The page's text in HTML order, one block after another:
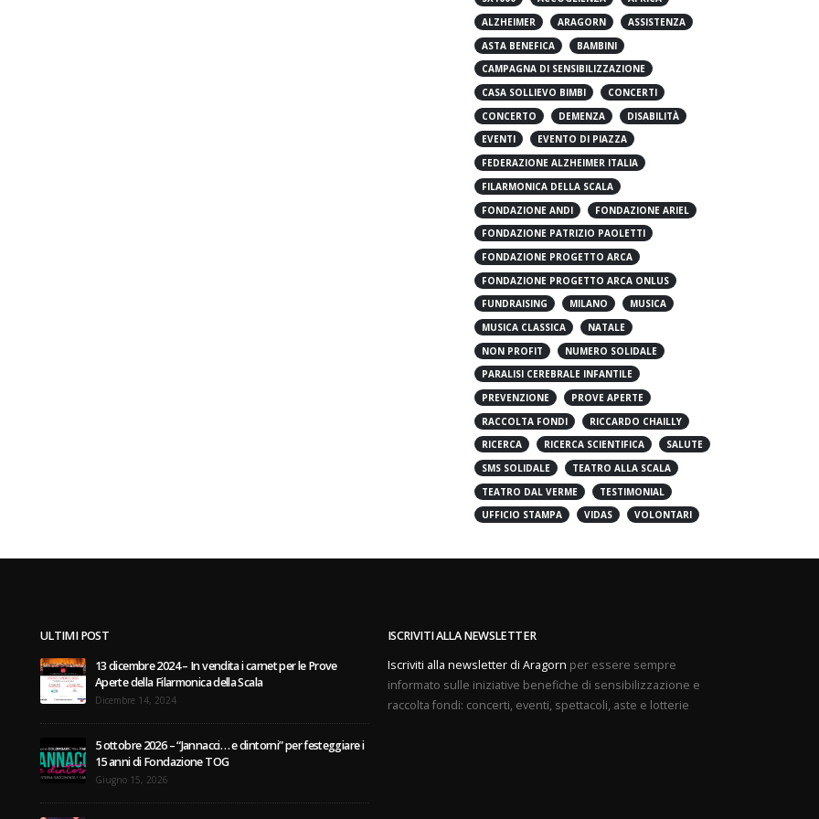
5X1000 ACCOGLIENZA
AFRICA
ALZHEIMER
ARAGORN
ASTA BENEFICA
BAMBINI
CAMPAGNA DI SENSIBILIZZAZIONE
CASA SOLLIEVO BIMBI
CONCERTI
CONCERTO
DEMENZA
DISABILITÀ
EVENTI
EVENTO DI PIAZZA
FEDERAZIONE ALZHEIMER ITALIA
FILARMONICA DELLA SCALA
FONDAZIONE ANDI
FONDAZIONE ARIEL
FONDAZIONE PATRIZIO PAOLETTI
FONDAZIONE PROGETTO ARCA
FONDAZIONE PROGETTO ARCA ONLUS
FUNDRAISING
MILANO
MUSICA
MUSICA CLASSICA
NATALE
NON PROFIT
NUMERO SOLIDALE
PARALISI CEREBRALE INFANTILE
PREVENZIONE
PROVE APERTE
RACCOLTA FONDI
RICCARDO CHAILLY
RICERCA
RICERCA SCIENTIFICA
SALUTE
SMS SOLIDALE
TEATRO ALLA SCALA
TEATRO DAL VERME
TESTIMONIAL
ULTIMI POST
13 dicembre 2024 – In vendita i carnet per le Prove
Aperte della Filarmonica della Scala
Dicembre 14, 2024
5 ottobre 2026 – “Jannacci… e dintorni” per festeggiare i
15 anni di Fondazione TOG
Giugno 15, 2026
Iscriviti alla newsletter di Aragornper essere sempre
informato sulle iniziative benefiche di sensibilizzazione e